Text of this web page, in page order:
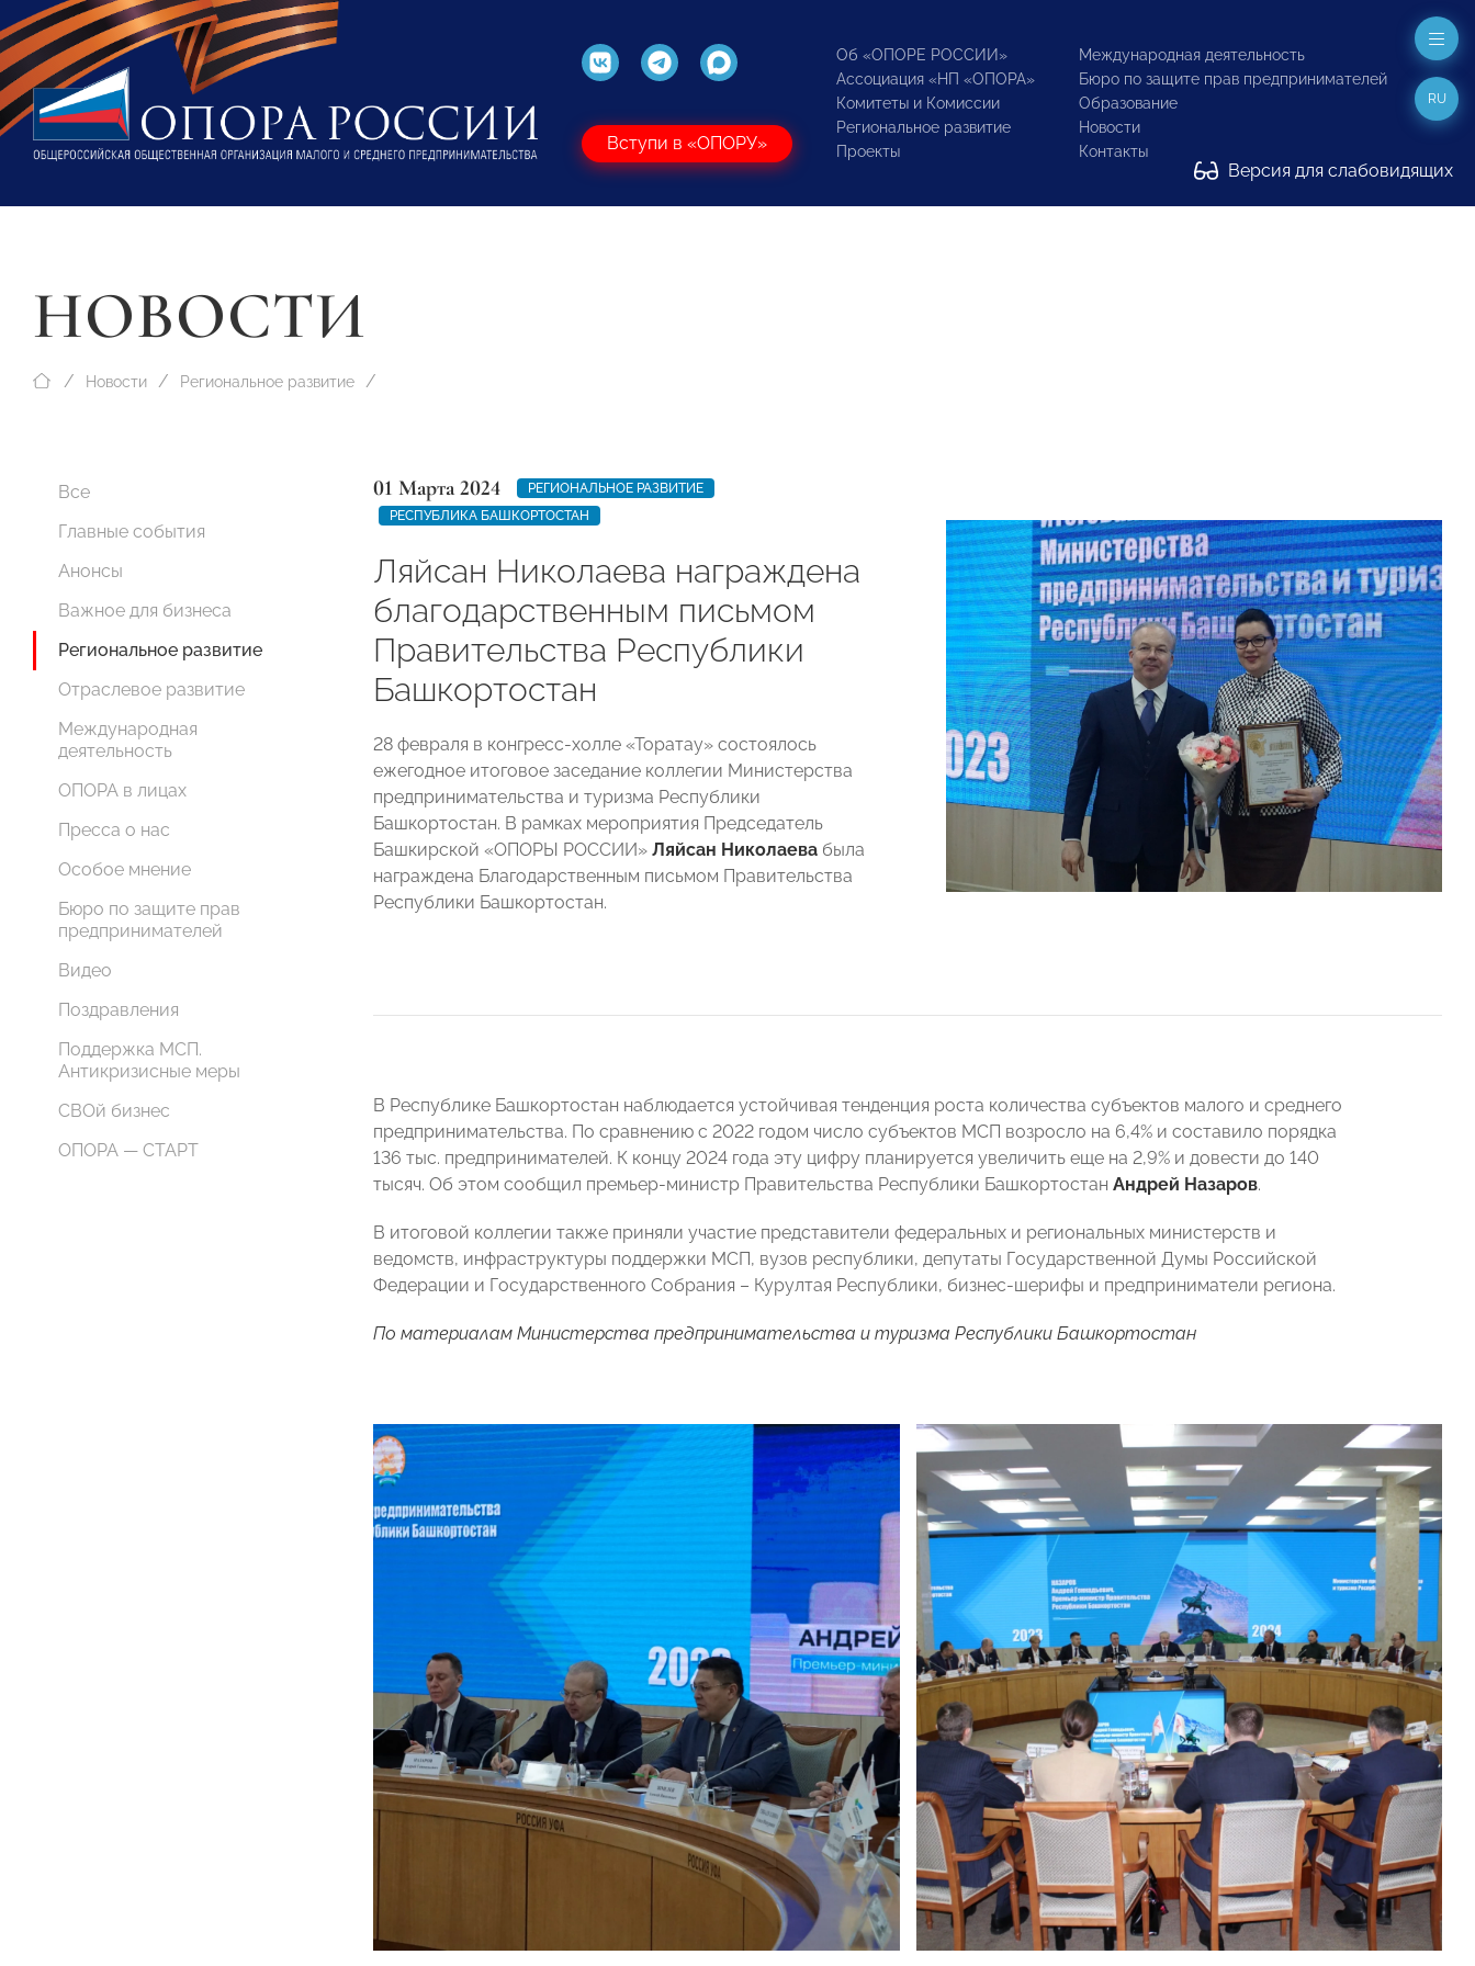
Вступи в «ОПОРУ»
Об «ОПОРЕ РОССИИ»
Ассоциация «НП «ОПОРА»
Комитеты и Комиссии
Региональное развитие
Проекты
Международная деятельность
Бюро по защите прав предпринимателей
Образование
Новости
Контакты
Версия для слабовидящих
RU
НОВОСТИ
Новости Региональное развитие
Все
Главные события
Анонсы
Важное для бизнеса
Региональное развитие
Отраслевое развитие
Международная
деятельность
ОПОРА в лицах
Пресса о нас
Особое мнение
Бюро по защите прав
предпринимателей
Видео
Поздравления
Поддержка МСП.
Антикризисные меры
СВОй бизнес
ОПОРА — СТАРТ
01 Марта 2024
РЕГИОНАЛЬНОЕ РАЗВИТИЕ
РЕСПУБЛИКА БАШКОРТОСТАН
Ляйсан Николаева награждена
благодарственным письмом
Правительства Республики
Башкортостан
28 февраля в конгресс-холле «Торатау» состоялось
ежегодное итоговое заседание коллегии Министерства
предпринимательства и туризма Республики
Башкортостан. В рамках мероприятия Председатель
Башкирской «ОПОРЫ РОССИИ» Ляйсан Николаева была
награждена Благодарственным письмом Правительства
Республики Башкортостан.
В Республике Башкортостан наблюдается устойчивая тенденция роста количества субъектов малого и среднего
предпринимательства. По сравнению с 2022 годом число субъектов МСП возросло на 6,4% и составило порядка
136 тыс. предпринимателей. К концу 2024 года эту цифру планируется увеличить еще на 2,9% и довести до 140
тысяч. Об этом сообщил премьер-министр Правительства Республики Башкортостан Андрей Назаров.
В итоговой коллегии также приняли участие представители федеральных и региональных министерств и
ведомств, инфраструктуры поддержки МСП, вузов республики, депутаты Государственной Думы Российской
Федерации и Государственного Собрания – Курултая Республики, бизнес-шерифы и предприниматели региона.
По материалам Министерства предпринимательства и туризма Республики Башкортостан